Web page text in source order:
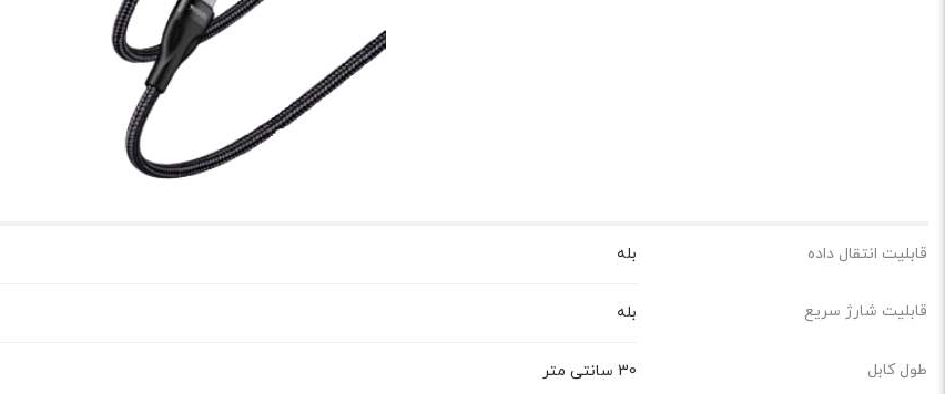
قابلیت انتقال داده بله
قابلیت شارژ سریع بله
طول کابل 30 سانتی متر